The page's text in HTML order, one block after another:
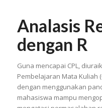
Analasis
dengan R
Guna mencapai CPL,
Pembelajaran Mata Kuliah
dengan menggunakan
mahasiswa mampu